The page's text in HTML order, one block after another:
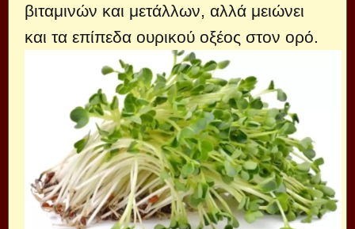
βιταμινών και μετάλλων, αλλά μειώνει
και τα επίπεδα ουρικού οξέος στον ορό.